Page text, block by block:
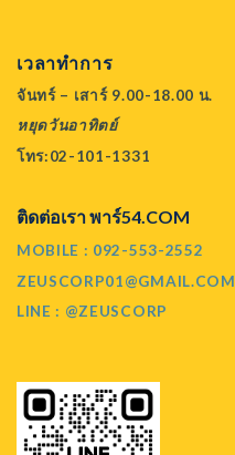
เวลาทำการ
จันทร์ – เสาร์ 9.00-18.00 น.
หยุดวันอาทิตย์
โทร:02-101-1331
ติดต่อเรา พาร์54.COM
MOBILE : 092-553-2552
ZEUSCORP01@GMAIL.COM
LINE : @ZEUSCORP